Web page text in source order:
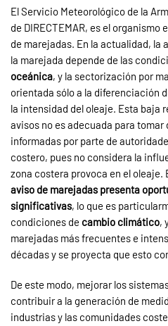
El Servicio Meteorológico de la
de DIRECTEMAR, es el
de marejadas. En la actualidad, la
la marejada depende de las
oceánica, y la sectorización por
orientada sólo a la diferenciación
la intensidad del oleaje. Esta baja
avisos no es adecuada para
informadas por parte de
costero, pues no considera la
zona costera provoca en el oleaje.
aviso de marejadas presenta
significativas, lo que es
condiciones de cambio climático,
marejadas más frecuentes e
décadas y se proyecta que esto
De este modo, mejorar los
contribuir a la generación de
industrias y las comunidades